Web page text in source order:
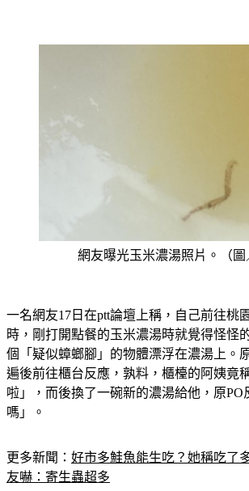
網友曝光玉米濃湯照片。（圖
一名網友17日在ptt論壇上稱，自己前往桃
時，剛打開點餐的玉米濃湯時就覺得怪怪
個「疑似蟑螂腳」的物體漂浮在濃湯上。
遍後前往櫃台反應，孰料，櫃檯的阿姨竟
啦」，而後換了一碗新的濃湯給他，原PO
嗎」。
更多新聞： 好市多鮭魚能生吃？她稱吃了
友嚇：寄生蟲超多